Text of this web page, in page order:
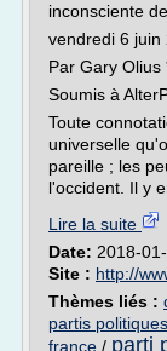
inconsciente
vendredi 6 juin
Par Gary Olius
Soumis à
Toute
universelle
pareille ; les
l'occident. Il y
Lire la suite
Date: 2018-
Site : http://
Thèmes liés :
partis
france / parti